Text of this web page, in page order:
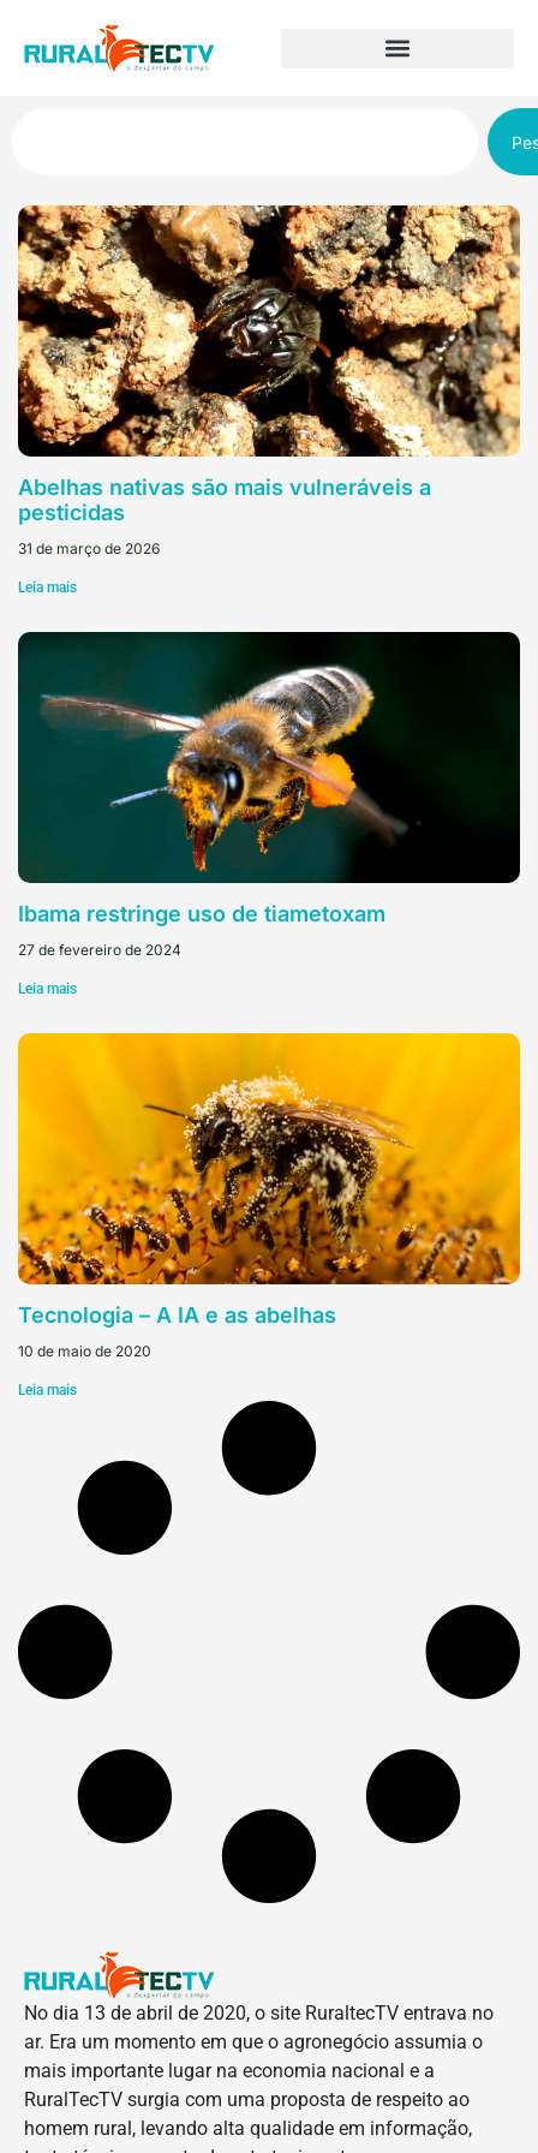
Abelhas nativas são mais vulneráveis a
pesticidas
31 de março de 2026
Leia mais
Ibama restringe uso de tiametoxam
27 de fevereiro de 2024
Leia mais
Tecnologia – A IA e as abelhas
10 de maio de 2020
Leia mais
No dia 13 de abril de 2020, o site RuraltecTV entrava no
ar. Era um momento em que o agronegócio assumia o
mais importante lugar na economia nacional e a
RuralTecTV surgia com uma proposta de respeito ao
homem rural, levando alta qualidade em informação,